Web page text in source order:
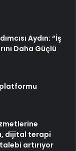
Aydın: “İş
Daha Güçlü
dijital terapi
artırıyor